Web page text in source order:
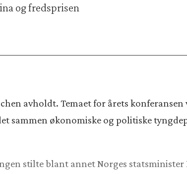
og fredsprisen
avholdt. Temaet for årets
sammen økonomiske og politiske
stilte blant annet Norges statsminister